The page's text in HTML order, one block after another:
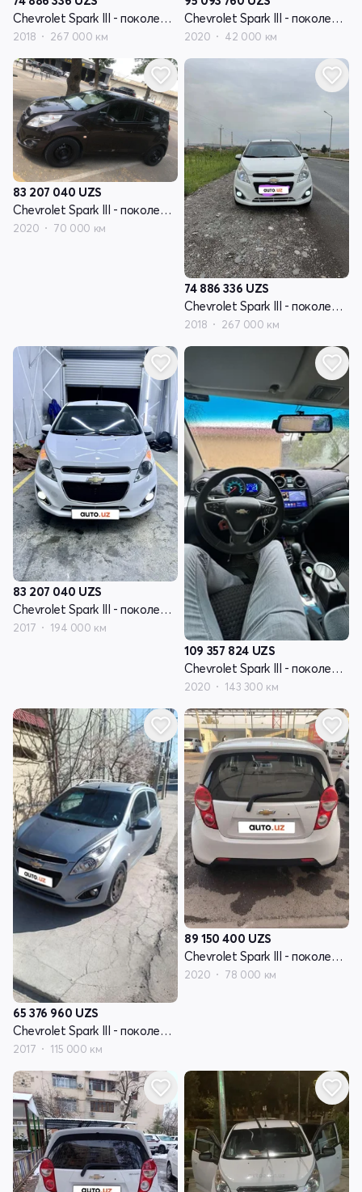
Chevrolet Spark III - поколение
2018 267 000 км
Chevrolet Spark III - поколение
2020 42 000 км
83 207 040 UZS
Chevrolet Spark III - поколение
2020 70 000 км
74 886 336 UZS
Chevrolet Spark III - поколение
2018 267 000 км
83 207 040 UZS
Chevrolet Spark III - поколение
2017 194 000 км
109 357 824 UZS
Chevrolet Spark III - поколение
2020 143 300 км
65 376 960 UZS
Chevrolet Spark III - поколение
2017 115 000 км
89 150 400 UZS
Chevrolet Spark III - поколение
2020 78 000 км